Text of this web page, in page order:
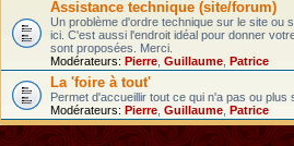
Assistance technique (site/forum)
Un problème d'ordre technique sur le site ou
ici. C'est aussi l'endroit idéal pour donner
sont proposées. Merci.
Modérateurs: Pierre Guillaume Patrice
La 'foire à tout'
Permet d'accueillir tout ce qui n'a pas ou
Modérateurs: Pierre Guillaume Patrice